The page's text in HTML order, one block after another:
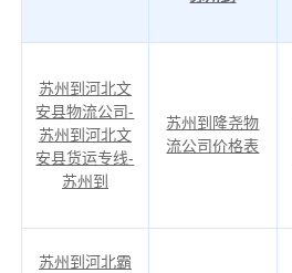
苏州到河北文
安县物流公司-
苏州到河北文
安县货运专线-
苏州到
苏州到隆尧物
流公司价格表
苏州到河北霸